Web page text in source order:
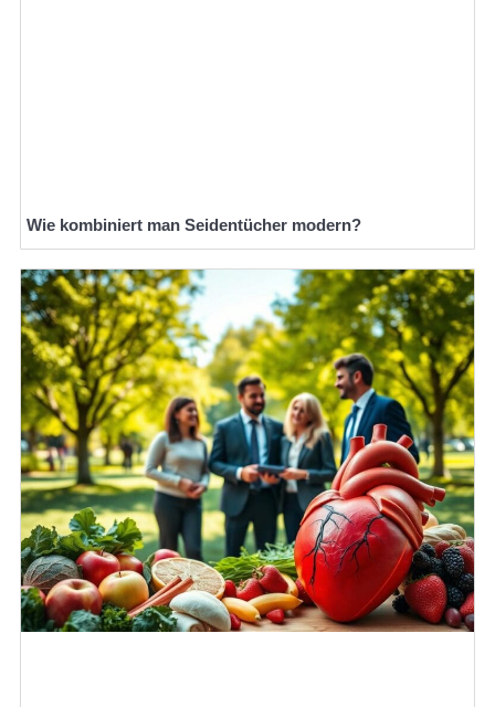
Wie kombiniert man Seidentücher modern?